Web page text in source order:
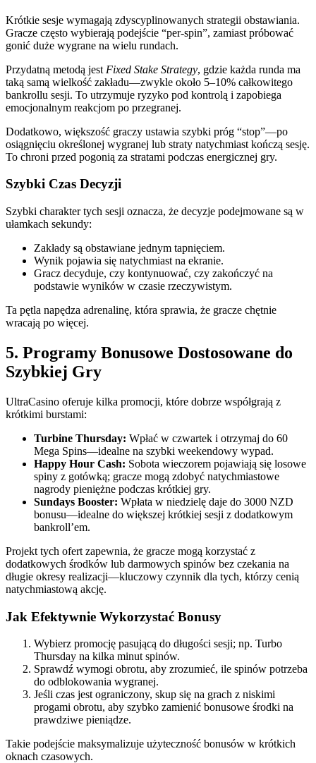
Krótkie sesje wymagają zdyscyplinowanych strategii obstawiania.
Gracze często wybierają podejście “per‑spin”, zamiast próbować
gonić duże wygrane na wielu rundach.
Przydatną metodą jest Fixed Stake Strategy, gdzie każda runda ma
taką samą wielkość zakładu—zwykle około 5–10% całkowitego
bankrollu sesji. To utrzymuje ryzyko pod kontrolą i zapobiega
emocjonalnym reakcjom po przegranej.
Dodatkowo, większość graczy ustawia szybki próg “stop”—po
osiągnięciu określonej wygranej lub straty natychmiast kończą sesję.
To chroni przed pogonią za stratami podczas energicznej gry.
Szybki Czas Decyzji
Szybki charakter tych sesji oznacza, że decyzje podejmowane są w
ułamkach sekundy:
Zakłady są obstawiane jednym tapnięciem.
Wynik pojawia się natychmiast na ekranie.
Gracz decyduje, czy kontynuować, czy zakończyć na
podstawie wyników w czasie rzeczywistym.
Ta pętla napędza adrenalinę, która sprawia, że gracze chętnie
wracają po więcej.
5. Programy Bonusowe Dostosowane do
Szybkiej Gry
UltraCasino oferuje kilka promocji, które dobrze współgrają z
krótkimi burstami:
Turbine Thursday: Wpłać w czwartek i otrzymaj do 60
Mega Spins—idealne na szybki weekendowy wypad.
Happy Hour Cash: Sobota wieczorem pojawiają się losowe
spiny z gotówką; gracze mogą zdobyć natychmiastowe
nagrody pieniężne podczas krótkiej gry.
Sundays Booster: Wpłata w niedzielę daje do 3000 NZD
bonusu—idealne do większej krótkiej sesji z dodatkowym
bankroll’em.
Projekt tych ofert zapewnia, że gracze mogą korzystać z
dodatkowych środków lub darmowych spinów bez czekania na
długie okresy realizacji—kluczowy czynnik dla tych, którzy cenią
natychmiastową akcję.
Jak Efektywnie Wykorzystać Bonusy
Wybierz promocję pasującą do długości sesji; np. Turbo
Thursday na kilka minut spinów.
Sprawdź wymogi obrotu, aby zrozumieć, ile spinów potrzeba
do odblokowania wygranej.
Jeśli czas jest ograniczony, skup się na grach z niskimi
progami obrotu, aby szybko zamienić bonusowe środki na
prawdziwe pieniądze.
Takie podejście maksymalizuje użyteczność bonusów w krótkich
oknach czasowych.